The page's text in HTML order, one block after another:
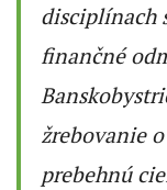
disciplínach
finančné
žrebovanie
prebehnú